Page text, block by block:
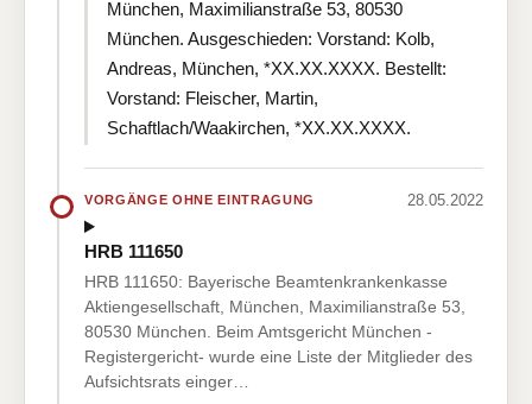
München, Maximilianstraße 53, 80530
München. Ausgeschieden: Vorstand: Kolb,
Andreas, München, *XX.XX.XXXX. Bestellt:
Vorstand: Fleischer, Martin,
Schaftlach/Waakirchen, *XX.XX.XXXX.
VORGÄNGE OHNE EINTRAGUNG 28.05.2022
HRB 111650
HRB 111650: Bayerische Beamtenkrankenkasse
Aktiengesellschaft, München, Maximilianstraße 53,
80530 München. Beim Amtsgericht München -
Registergericht- wurde eine Liste der Mitglieder des
Aufsichtsrats einger…